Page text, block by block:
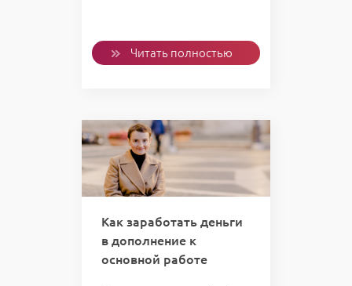
Читать полностью
Как заработать деньги
в дополнение к
основной работе